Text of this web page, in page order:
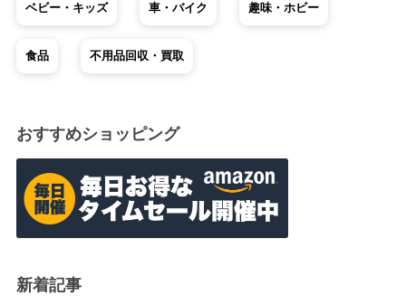
ベビー・キッズ 車・バイク 趣味・ホビー
食品 不用品回収・買取
おすすめショッピング
新着記事